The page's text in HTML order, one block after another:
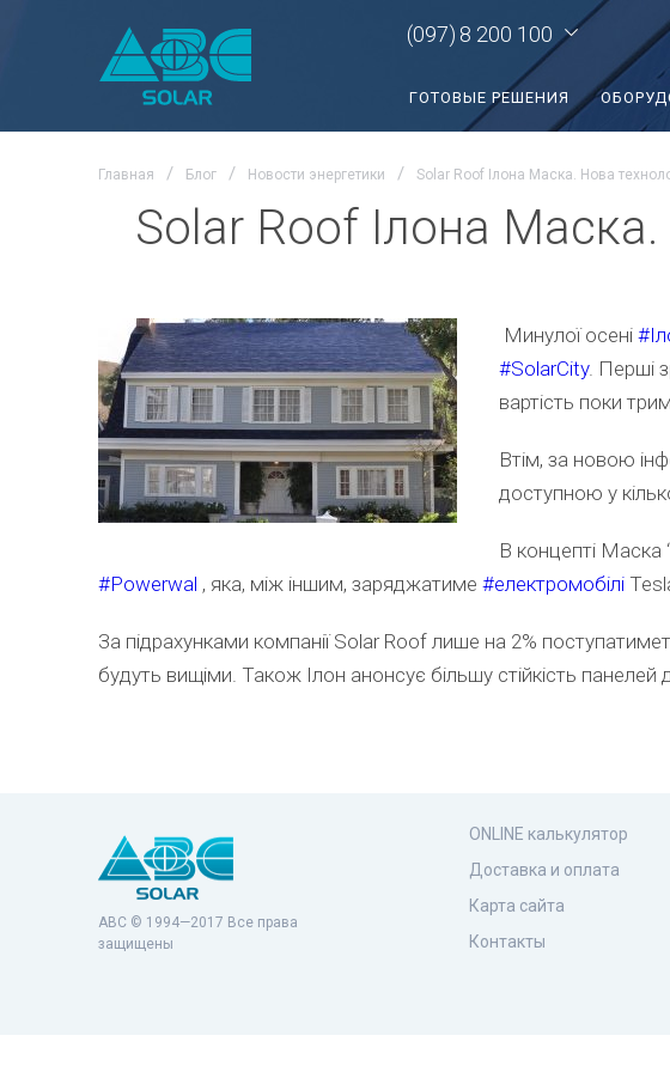
(097) 8 200 100
ГОТОВЫЕ РЕШЕНИЯ
Главная Блог Новости энергетики Solar Roof Ілона Маска. Нова
Solar Roof Ілона Маска.
Минулої осені #
#SolarCity. Перші
вартість поки
Втім, за новою
доступною у
В концепті Маска
#Powerwal , яка, між іншим, заряджатиме #електромобілі
За підрахунками компанії Solar Roof лише на 2%
будуть вищіми. Також Ілон анонсує більшу стійкість панелей
ABC © 1994—2017 Все права
защищены
ONLINE калькулятор
Доставка и оплата
Карта сайта
Контакты